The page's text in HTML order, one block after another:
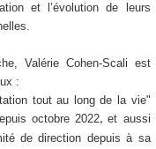
et l’évolution de leurs
Valérie Cohen-Scali est
:
tout au long de la vie"
octobre 2022,et aussi
de direction depuis à sa